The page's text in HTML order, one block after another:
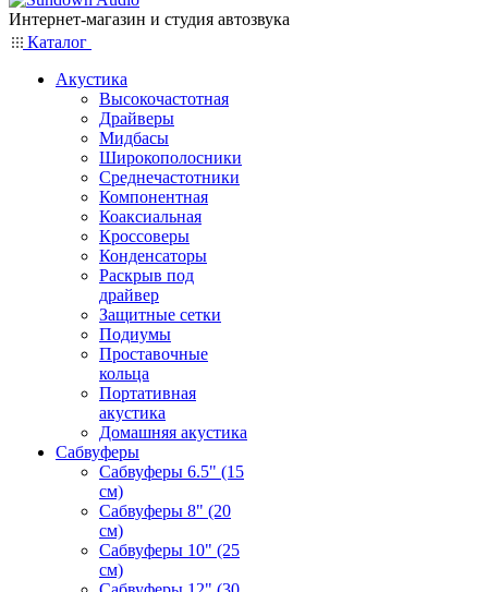
Интернет-магазин и студия автозвука
Каталог
Акустика
Высокочастотная
Драйверы
Мидбасы
Широкополосники
Среднечастотники
Компонентная
Коаксиальная
Кроссоверы
Конденсаторы
Раскрыв под
драйвер
Защитные сетки
Подиумы
Проставочные
кольца
Портативная
акустика
Домашняя акустика
Сабвуферы
Сабвуферы 6.5" (15
см)
Сабвуферы 8" (20
см)
Сабвуферы 10" (25
см)